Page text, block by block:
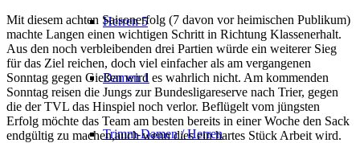
Herren 5
Damen 1
Trimm-Damen / Herren
Mit diesem achten Saisonerfolg (7 davon vor heimischen Publikum)
machte Langen einen wichtigen Schritt in Richtung Klassenerhalt.
Aus den noch verbleibenden drei Partien würde ein weiterer Sieg
für das Ziel reichen, doch viel einfacher als am vergangenen
Sonntag gegen Gießen wird es wahrlich nicht. Am kommenden
Sonntag reisen die Jungs zur Bundesligareserve nach Trier, gegen
die der TVL das Hinspiel noch verlor. Beflügelt vom jüngsten
Erfolg möchte das Team am besten bereits in einer Woche den Sack
endgültig zu machen,auch wenn dies ein hartes Stück Arbeit wird.